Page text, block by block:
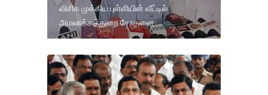
விசிக முக்கிய புள்ளியின் வீட்டில்
அமலாக்கத்துறை சோதனை